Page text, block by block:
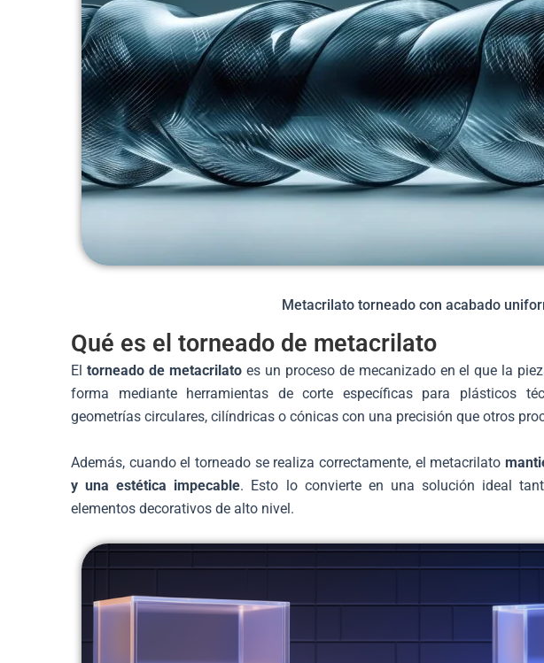
Metacrilato torneado con acabado
Qué es el torneado de metacrilato
El torneado de metacrilatoes un proceso de mecanizado en el que la
forma mediante herramientas de corte específicas para plásticos
geometrías circulares, cilíndricas o cónicas con una precisión que otros
Además, cuando el torneado se realiza correctamente, el metacrilato
y una estética impecable. Esto lo convierte en una solución ideal
elementos decorativos de alto nivel.